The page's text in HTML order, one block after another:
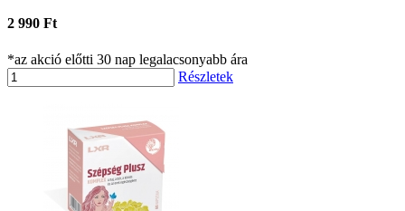
2 990 Ft
*az akció előtti 30 nap legalacsonyabb ára
Részletek